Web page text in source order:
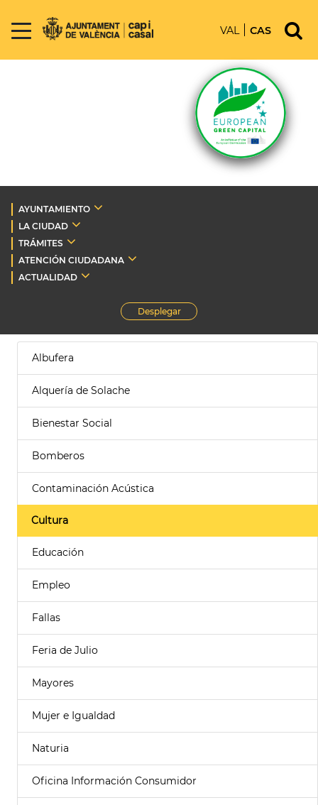
VAL CAS
AYUNTAMIENTO
LA CIUDAD
TRÁMITES
ATENCIÓN CIUDADANA
ACTUALIDAD
Desplegar
Albufera
Alquería de Solache
Bienestar Social
Bomberos
Contaminación Acústica
Cultura
Educación
Empleo
Fallas
Feria de Julio
Mayores
Mujer e Igualdad
Naturia
Oficina Información Consumidor